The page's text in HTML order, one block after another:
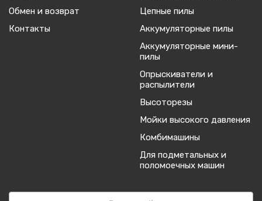
Обмен и возврат
Контакты
Цепные пилы
Аккумуляторные пилы
Аккумуляторные мини-
пилы
Опрыскиватели и
распылители
Высоторезы
Мойки высокого давления
Комбимашины
Для подметальных и
поломоечных машин